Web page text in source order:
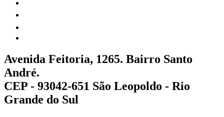
Avenida Feitoria, 1265. Bairro Santo
André.
CEP - 93042-651 São Leopoldo - Rio
Grande do Sul